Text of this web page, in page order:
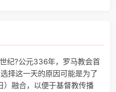
纪?公元336年，罗马教会首
择这一天的原因可能是为了
）融合，以便于基督教传播